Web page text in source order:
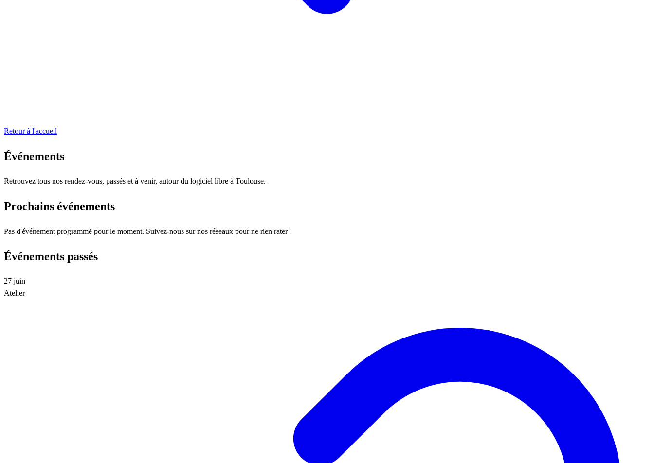
Retour à l'accueil
Événements
Retrouvez tous nos rendez-vous, passés et à venir, autour du logiciel libre à Toulouse.
Prochains événements
Pas d'événement programmé pour le moment. Suivez-nous sur nos réseaux pour ne rien rater !
Événements passés
27 juin
Atelier